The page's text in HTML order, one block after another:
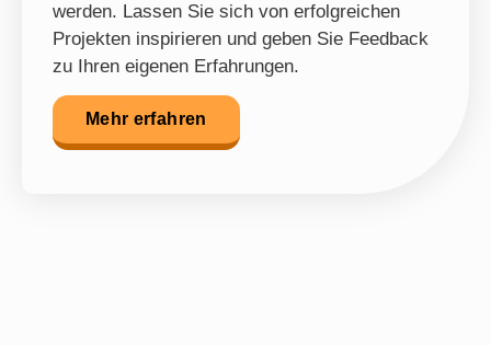
werden. Lassen Sie sich von erfolgreichen
Projekten inspirieren und geben Sie Feedback
zu Ihren eigenen Erfahrungen.
Mehr erfahren